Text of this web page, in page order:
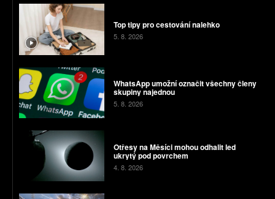
Top tipy pro cestování nalehko
5. 8. 2026
WhatsApp umožní označit všechny členy
skupiny najednou
5. 8. 2026
Otřesy na Měsíci mohou odhalit led
ukrytý pod povrchem
4. 8. 2026